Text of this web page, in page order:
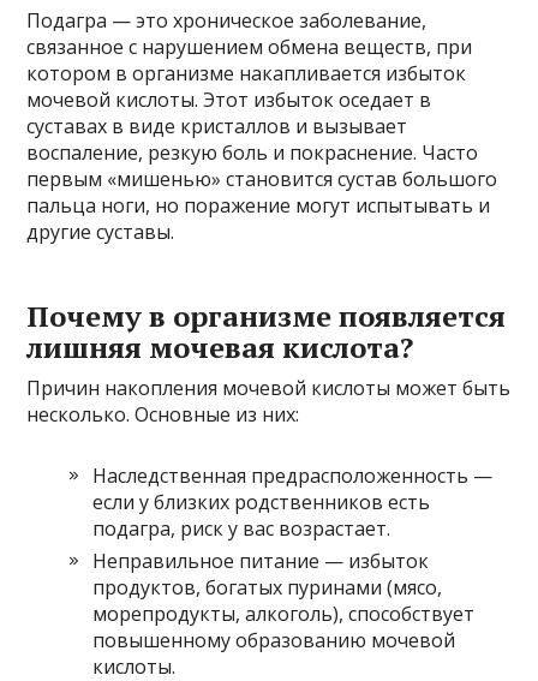
Подагра — это хроническое заболевание,
связанное с нарушением обмена веществ, при
котором в организме накапливается избыток
мочевой кислоты. Этот избыток оседает в
суставах в виде кристаллов и вызывает
воспаление, резкую боль и покраснение. Часто
первым «мишенью» становится сустав большого
пальца ноги, но поражение могут испытывать и
другие суставы.
Почему в организме появляется
лишняя мочевая кислота?
Причин накопления мочевой кислоты может быть
несколько. Основные из них:
Наследственная предрасположенность —
если у близких родственников есть
подагра, риск у вас возрастает.
Неправильное питание — избыток
продуктов, богатых пуринами (мясо,
морепродукты, алкоголь), способствует
повышенному образованию мочевой
кислоты.